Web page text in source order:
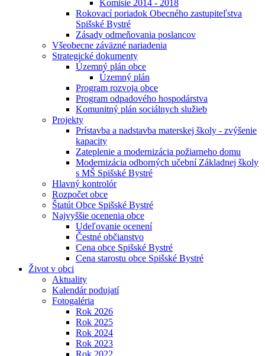
Komisie 2014 - 2018
Rokovací poriadok Obecného zastupiteľstva
Spišské Bystré
Zásady odmeňovania poslancov
Všeobecne záväzné nariadenia
Strategické dokumenty
Územný plán obce
Územný plán
Program rozvoja obce
Program odpadového hospodárstva
Komunitný plán sociálnych služieb
Projekty
Prístavba a nadstavba materskej školy - zvýšenie
kapacity
Zateplenie a modernizácia požiarneho domu
Modernizácia odborných učební Základnej školy
s MŠ Spišské Bystré
Hlavný kontrolór
Rozpočet obce
Štatút Obce Spišské Bystré
Najvyššie ocenenia obce
Udeľovanie ocenení
Čestné občianstvo
Cena obce Spišské Bystré
Cena starostu obce Spišské Bystré
Život v obci
Aktuality
Kalendár podujatí
Fotogaléria
Rok 2026
Rok 2025
Rok 2024
Rok 2023
Rok 2022